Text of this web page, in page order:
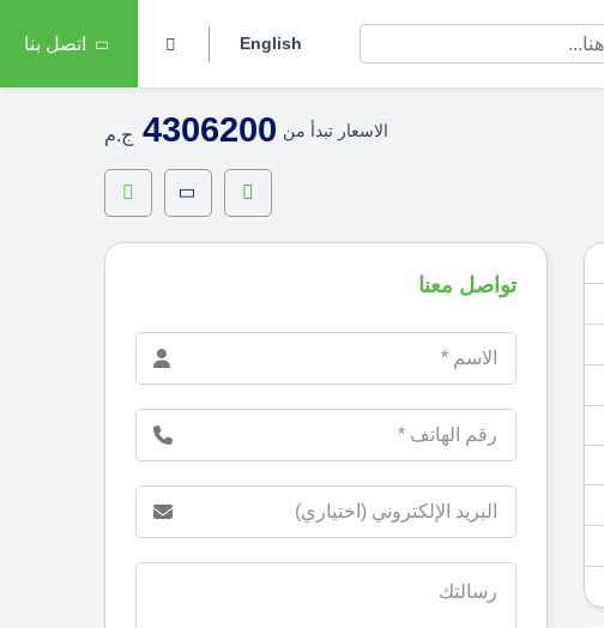
English اتصل بنا
الاسعار تبدأ من 4306200 ج.م
تواصل معنا